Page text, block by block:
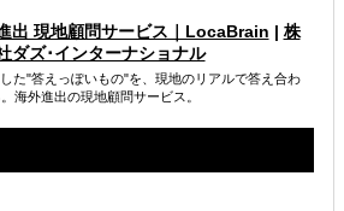
海外進出戦略・事業計画立案
出 現地顧問サービス｜LocaBrain | 株
ダズ･インターナショナル
た"答えっぽいもの"を、現地のリアルで答え合わ
海外進出の現地顧問サービス。